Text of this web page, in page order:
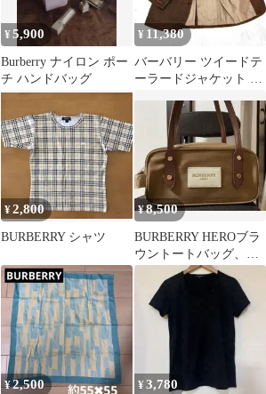
¥5,900
Burberry ナイロン ポー
チ ハンドバッグ
¥ 11,380
バーバリー ツイードテ
ーラードジャケット 牛
¥2,800
BURBERRY シャツ
¥8,500
BURBERRY HEROブラ
ウントートバッグ、シ
ョルダーバッグノベル
ティ非売品
¥2,500 ¥3,780